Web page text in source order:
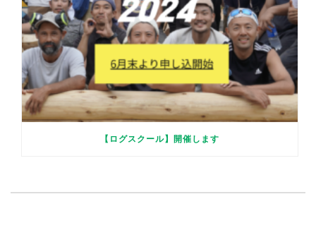
【ログスクール】開催します